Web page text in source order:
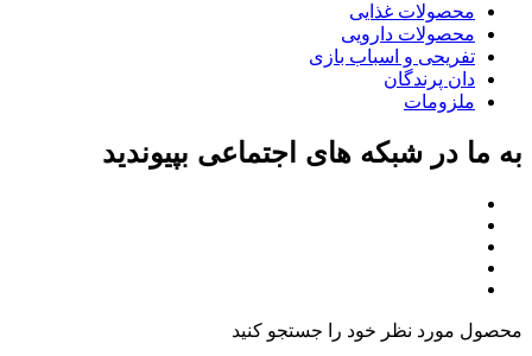
محصولات غذایی
محصولات دارویی
تفریحی و اسباب بازی
دان پرندگان
ملزومات
به ما در شبکه های اجتماعی بپیوندید
محصول مورد نظر خود را جستجو کنید